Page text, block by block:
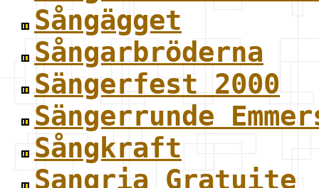
Sångägget
Sångarbröderna
Sängerfest 2000
Sängerrunde
Sångkraft
Sangria Gratuite